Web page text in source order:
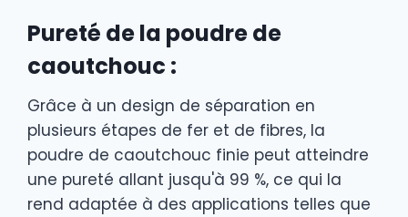
Pureté de la poudre de
caoutchouc :
Grâce à un design de séparation en
plusieurs étapes de fer et de fibres, la
poudre de caoutchouc finie peut atteindre
une pureté allant jusqu'à 99 %, ce qui la
rend adaptée à des applications telles que